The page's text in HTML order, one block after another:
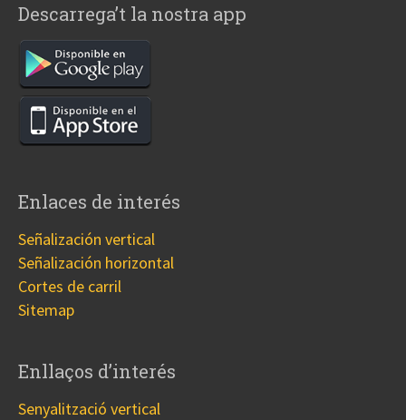
Descarrega’t la nostra app
Enlaces de interés
Señalización vertical
Señalización horizontal
Cortes de carril
Sitemap
Enllaços d’interés
Senyalització vertical